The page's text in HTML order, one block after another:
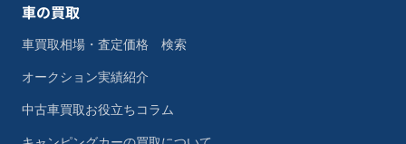
車の買取
車買取相場・査定価格 検索
オークション実績紹介
中古車買取お役立ちコラム